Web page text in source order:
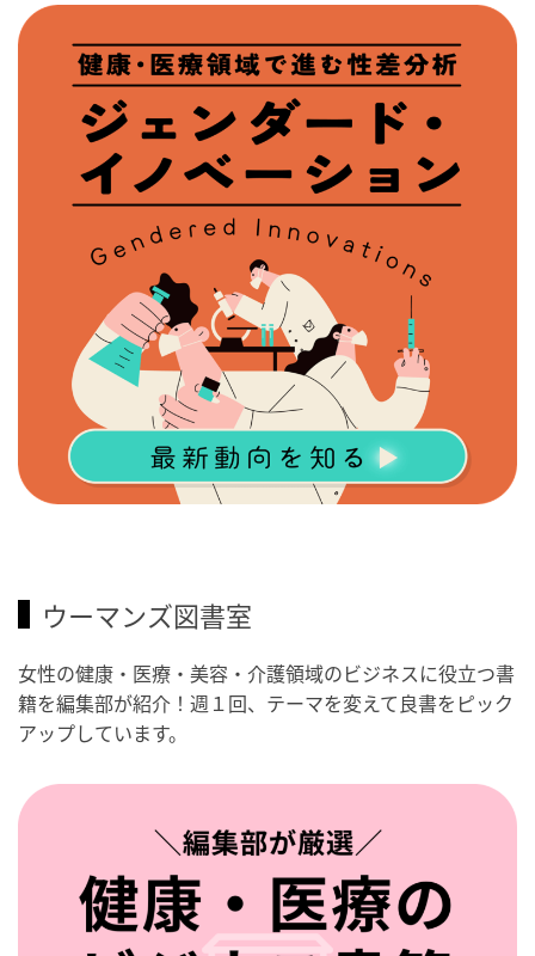
ウーマンズ図書室
女性の健康・医療・美容・介護領域のビジネスに役立つ書
籍を編集部が紹介！週１回、テーマを変えて良書をピック
アップしています。